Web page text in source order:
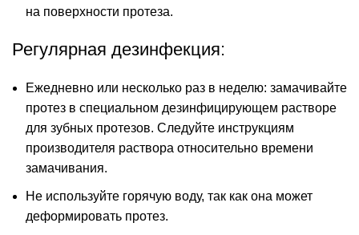
на поверхности протеза.
Регулярная дезинфекция:
Ежедневно или несколько раз в неделю: замачивайте
протез в специальном дезинфицирующем растворе
для зубных протезов. Следуйте инструкциям
производителя раствора относительно времени
замачивания.
Не используйте горячую воду, так как она может
деформировать протез.